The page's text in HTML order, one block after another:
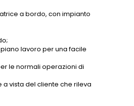
a bordo, con impianto
lavoro per una facile
le normali operazioni di
vista del cliente che rileva